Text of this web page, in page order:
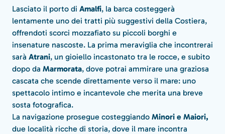
Lasciato il porto di Amalfi, la barca costeggerà
lentamente uno dei tratti più suggestivi della Costiera,
offrendoti scorci mozzafiato su piccoli borghi e
insenature nascoste. La prima meraviglia che incontrerai
sarà Atrani, un gioiello incastonato tra le rocce, e subito
dopo da Marmorata, dove potrai ammirare una graziosa
cascata che scende direttamente verso il mare: uno
spettacolo intimo e incantevole che merita una breve
sosta fotografica.
La navigazione prosegue costeggiando Minori e Maiori,
due località ricche di storia, dove il mare incontra